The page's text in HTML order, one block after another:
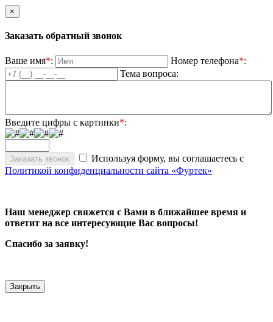
×
Заказать обратный звонок
Ваше имя*: Номер телефона*:
Тема вопроса:
Введите цифры с картинки*:
Используя форму, вы соглашаетесь с
Политикой конфиденциальности сайта «Фуртек»
Наш менеджер свяжется с Вами в ближайшее время и
ответит на все интересующие Вас вопросы!
Спасибо за заявку!
Закрыть